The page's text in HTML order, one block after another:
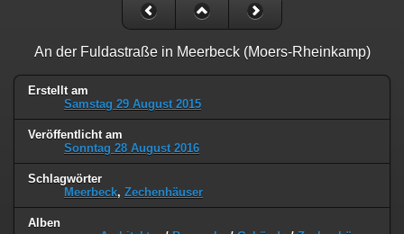
An der Fuldastraße in Meerbeck (Moers-Rheinkamp)
Erstellt am
Samstag 29 August 2015
Veröffentlicht am
Sonntag 28 August 2016
Schlagwörter
Meerbeck, Zechenhäuser
Alben